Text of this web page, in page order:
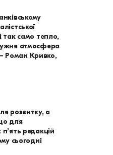
так само тепло,
атмосфера
– Роман Кривко,
розвитку, а
для
редакцій
сьогодні